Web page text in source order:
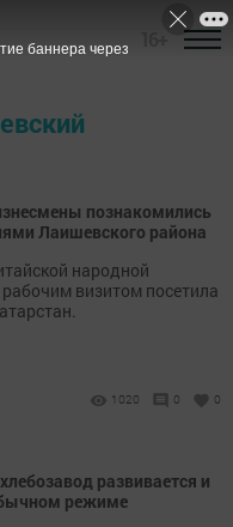
познакомились
Лаишевского района
народной
рабочим визитом посетила
1020 0 0
развивается и
режиме
баннера через